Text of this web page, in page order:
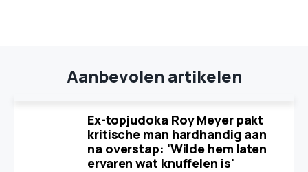
Aanbevolen artikelen
Ex-topjudoka Roy Meyer pakt
kritische man hardhandig aan
na overstap: 'Wilde hem laten
ervaren wat knuffelen is'